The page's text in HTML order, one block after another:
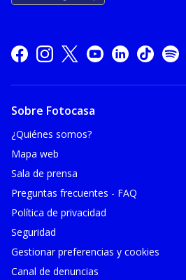
Sobre Fotocasa
¿Quiénes somos?
Mapa web
Sala de prensa
Preguntas frecuentes - FAQ
Política de privacidad
Seguridad
Gestionar preferencias y cookies
Canal de denuncias